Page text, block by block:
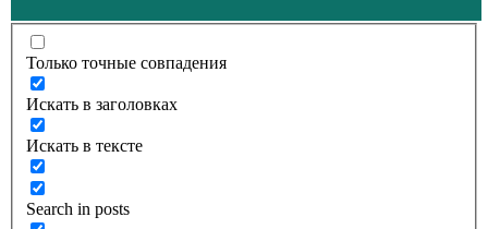
Только точные совпадения
Искать в заголовках
Искать в тексте
Search in posts